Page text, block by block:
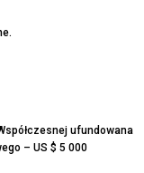
ufundowana
– US $ 5 000